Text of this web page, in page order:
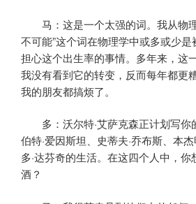
马：这是一个太强的词。我从物
不可能”这个词在物理学中或多或少
担心这个出生率的事情。多年来，这
我没有看到它的转变，反而每年都更
我的朋友都搞烦了。
多：沃尔特·艾萨克森正计划写
伯特·爱因斯坦、史蒂夫·乔布斯、本
多·达芬奇的生活。在这四个人中，
酒？